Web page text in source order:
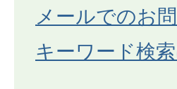
メールでのお
キーワード検